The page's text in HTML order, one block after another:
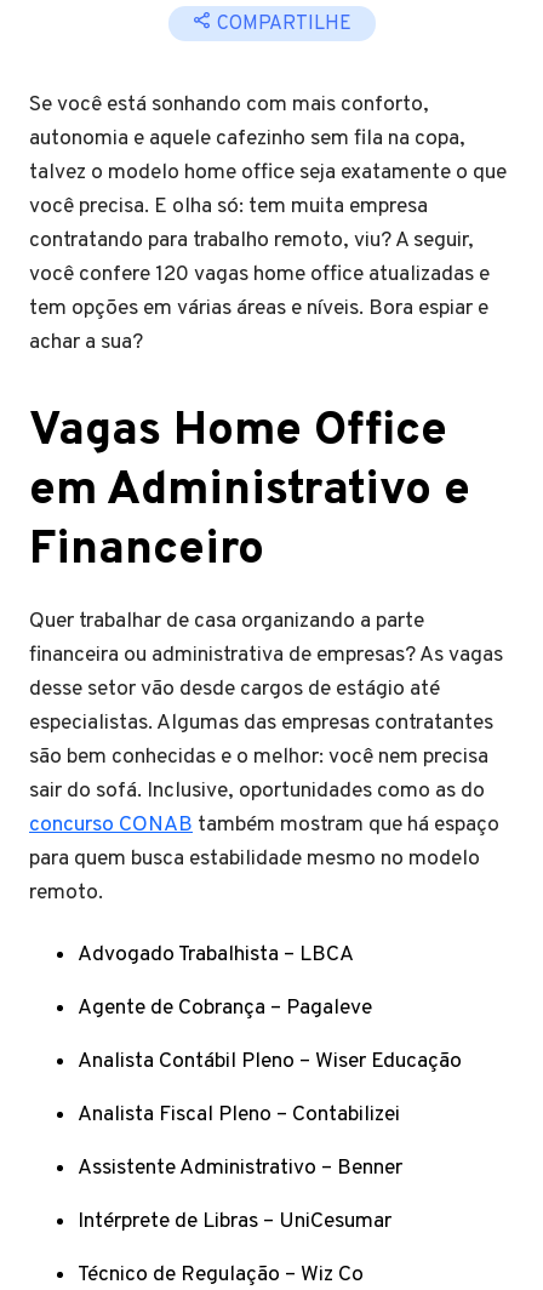
COMPARTILHE
Se você está sonhando com mais conforto,
autonomia e aquele cafezinho sem fila na copa,
talvez o modelo home office seja exatamente o que
você precisa. E olha só: tem muita empresa
contratando para trabalho remoto, viu? A seguir,
você confere 120 vagas home office atualizadas e
tem opções em várias áreas e níveis. Bora espiar e
achar a sua?
Vagas Home Office
em Administrativo e
Financeiro
Quer trabalhar de casa organizando a parte
financeira ou administrativa de empresas? As vagas
desse setor vão desde cargos de estágio até
especialistas. Algumas das empresas contratantes
são bem conhecidas e o melhor: você nem precisa
sair do sofá. Inclusive, oportunidades como as do
concurso CONAB também mostram que há espaço
para quem busca estabilidade mesmo no modelo
remoto.
Advogado Trabalhista – LBCA
Agente de Cobrança – Pagaleve
Analista Contábil Pleno – Wiser Educação
Analista Fiscal Pleno – Contabilizei
Assistente Administrativo – Benner
Intérprete de Libras – UniCesumar
Técnico de Regulação – Wiz Co